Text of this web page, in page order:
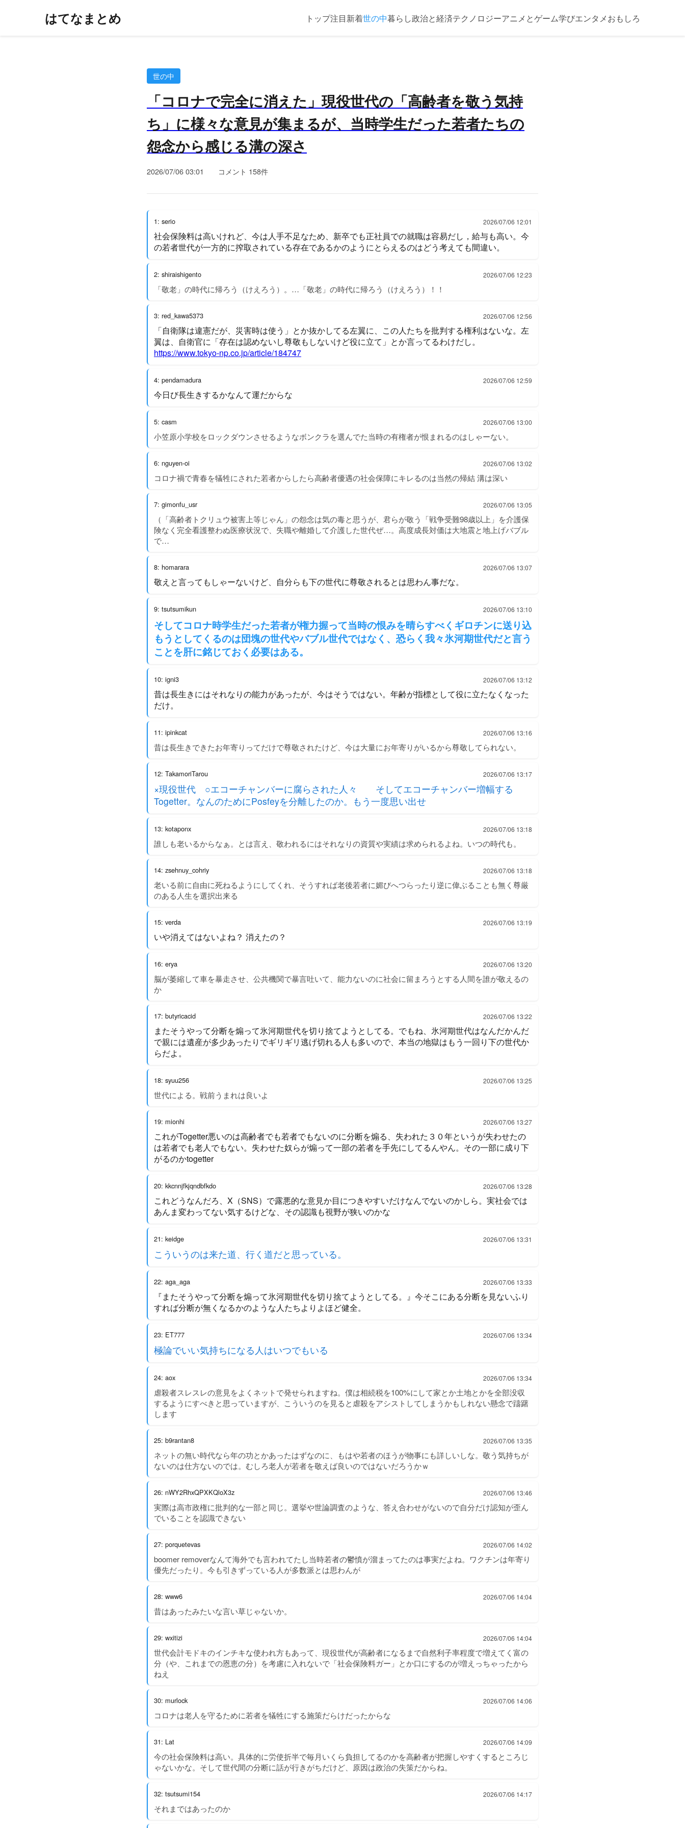
はてなまとめ トップ注目新着世の中暮らし政治と経済テクノロジーアニメとゲーム学びエンタメおもしろ
世の中
「コロナで完全に消えた」現役世代の「高齢者を敬う気持
ち」に様々な意見が集まるが、当時学生だった若者たちの
怨念から感じる溝の深さ
2026/07/06 03:01 コメント 158件
1: serio 2026/07/06 12:01
社会保険料は高いけれど、今は人手不足なため、新卒でも正社員での就職は容易だし，給与も高い。今
の若者世代が一方的に搾取されている存在であるかのようにとらえるのはどう考えても間違い。
2: shiraishigento 2026/07/06 12:23
「敬老」の時代に帰ろう（けえろう）。…「敬老」の時代に帰ろう（けえろう）！！
3: red_kawa5373 2026/07/06 12:56
「自衛隊は違憲だが、災害時は使う」とか抜かしてる左翼に、この人たちを批判する権利はないな。左
翼は、自衛官に「存在は認めないし尊敬もしないけど役に立て」とか言ってるわけだし。
https://www.tokyo-np.co.jp/article/184747
4: pendamadura 2026/07/06 12:59
今日び長生きするかなんて運だからな
5: casm 2026/07/06 13:00
小笠原小学校をロックダウンさせるようなボンクラを選んでた当時の有権者が恨まれるのはしゃーない。
6: nguyen-oi 2026/07/06 13:02
コロナ禍で青春を犠牲にされた若者からしたら高齢者優遇の社会保障にキレるのは当然の帰結 溝は深い
7: gimonfu_usr 2026/07/06 13:05
（「高齢者トクリュウ被害上等じゃん」の怨念は気の毒と思うが、君らが敬う「戦争受難98歳以上」を介護保
険なく完全看護整わぬ医療状況で、失職や離婚して介護した世代ぜ…。高度成長対価は大地震と地上げバブル
で…
8: homarara 2026/07/06 13:07
敬えと言ってもしゃーないけど、自分らも下の世代に尊敬されるとは思わん事だな。
9: tsutsumikun 2026/07/06 13:10
そしてコロナ時学生だった若者が権力握って当時の恨みを晴らすべくギロチンに送り込
もうとしてくるのは団塊の世代やバブル世代ではなく、恐らく我々氷河期世代だと言う
ことを肝に銘じておく必要はある。
10: igni3 2026/07/06 13:12
昔は長生きにはそれなりの能力があったが、今はそうではない。年齢が指標として役に立たなくなった
だけ。
11: ipinkcat 2026/07/06 13:16
昔は長生きできたお年寄りってだけで尊敬されたけど、今は大量にお年寄りがいるから尊敬してられない。
12: TakamoriTarou 2026/07/06 13:17
×現役世代 ○エコーチャンバーに腐らされた人々 そしてエコーチャンバー増幅する
Togetter。なんのためにPosfeyを分離したのか。もう一度思い出せ
13: kotaponx 2026/07/06 13:18
誰しも老いるからなぁ。とは言え、敬われるにはそれなりの資質や実績は求められるよね。いつの時代も。
14: zsehnuy_cohriy 2026/07/06 13:18
老いる前に自由に死ねるようにしてくれ、そうすれば老後若者に媚びへつらったり逆に偉ぶることも無く尊厳
のある人生を選択出来る
15: verda 2026/07/06 13:19
いや消えてはないよね？ 消えたの？
16: erya 2026/07/06 13:20
脳が萎縮して車を暴走させ、公共機関で暴言吐いて、能力ないのに社会に留まろうとする人間を誰が敬えるの
か
17: butyricacid 2026/07/06 13:22
またそうやって分断を煽って氷河期世代を切り捨てようとしてる。でもね、氷河期世代はなんだかんだ
で親には遺産が多少あったりでギリギリ逃げ切れる人も多いので、本当の地獄はもう一回り下の世代か
らだよ。
18: syuu256 2026/07/06 13:25
世代による。戦前うまれは良いよ
19: mionhi 2026/07/06 13:27
これがTogetter悪いのは高齢者でも若者でもないのに分断を煽る、失われた３０年というが失わせたの
は若者でも老人でもない。失わせた奴らが煽って一部の若者を手先にしてるんやん。その一部に成り下
がるのかtogetter
20: kkcnnjfkjqndbfkdo 2026/07/06 13:28
これどうなんだろ、X（SNS）で露悪的な意見か目につきやすいだけなんでないのかしら。実社会では
あんま変わってない気するけどな、その認識も視野が狭いのかな
21: keidge 2026/07/06 13:31
こういうのは来た道、行く道だと思っている。
22: aga_aga 2026/07/06 13:33
『またそうやって分断を煽って氷河期世代を切り捨てようとしてる。』今そこにある分断を見ないふり
すれば分断が無くなるかのような人たちよりよほど健全。
23: ET777 2026/07/06 13:34
極論でいい気持ちになる人はいつでもいる
24: aox 2026/07/06 13:34
虐殺者スレスレの意見をよくネットで発せられますね。僕は相続税を100%にして家とか土地とかを全部没収
するようにすべきと思っていますが、こういうのを見ると虐殺をアシストしてしまうかもしれない懸念で躊躇
します
25: b9rantan8 2026/07/06 13:35
ネットの無い時代なら年の功とかあったはずなのに、もはや若者のほうが物事にも詳しいしな。敬う気持ちが
ないのは仕方ないのでは。むしろ老人が若者を敬えば良いのではないだろうかｗ
26: nWY2RhxQPXKQloX3z 2026/07/06 13:46
実際は高市政権に批判的な一部と同じ。選挙や世論調査のような、答え合わせがないので自分だけ認知が歪ん
でいることを認識できない
27: porquetevas 2026/07/06 14:02
boomer removerなんて海外でも言われてたし当時若者の鬱憤が溜まってたのは事実だよね。ワクチンは年寄り
優先だったり。今も引きずっている人が多数派とは思わんが
28: www6 2026/07/06 14:04
昔はあったみたいな言い草じゃないか。
29: wxitizi 2026/07/06 14:04
世代会計モドキのインチキな使われ方もあって、現役世代が高齢者になるまで自然利子率程度で増えてく富の
分（や、これまでの恩恵の分）を考慮に入れないで「社会保険料ガー」とか口にするのが増えっちゃったから
ねえ
30: murlock 2026/07/06 14:06
コロナは老人を守るために若者を犠牲にする施策だらけだったからな
31: Lat 2026/07/06 14:09
今の社会保険料は高い。具体的に労使折半で毎月いくら負担してるのかを高齢者が把握しやすくするところじ
ゃないかな。そして世代間の分断に話が行きがちだけど、原因は政治の失策だからね。
32: tsutsumi154 2026/07/06 14:17
それまではあったのか